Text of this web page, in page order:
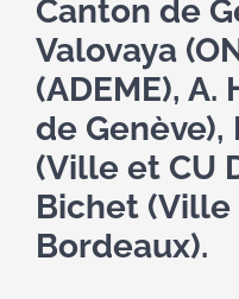
Canton de
Valovaya
(ADEME),
de Genève),
(Ville et CU
Bichet
Bordeaux).